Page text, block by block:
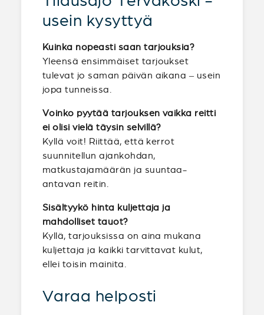
usein kysyttyä
Kuinka nopeasti saan tarjouksia?
Yleensä ensimmäiset tarjoukset
tulevat jo saman päivän aikana – usein
jopa tunneissa.
Voinko pyytää tarjouksen vaikka reitti
ei olisi vielä täysin selvillä?
Kyllä voit! Riittää, että kerrot
suunnitellun ajankohdan,
matkustajamäärän ja suuntaa-
antavan reitin.
Sisältyykö hinta kuljettaja ja
mahdolliset tauot?
Kyllä, tarjouksissa on aina mukana
kuljettaja ja kaikki tarvittavat kulut,
ellei toisin mainita.
Varaa helposti